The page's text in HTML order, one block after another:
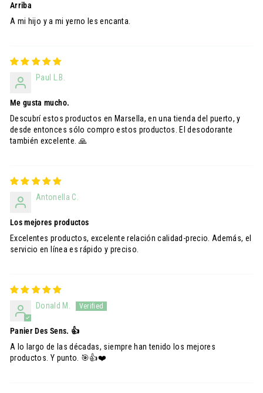
Arriba
A mi hijo y a mi yerno les encanta.
Paul L.B.
Me gusta mucho.
Descubrí estos productos en Marsella, en una tienda del puerto, y
desde entonces sólo compro estos productos. El desodorante
también excelente. 🙏
Antonella C.
Los mejores productos
Excelentes productos, excelente relación calidad-precio. Además, el
servicio en línea es rápido y preciso.
Donald M.
Panier Des Sens. 👍
A lo largo de las décadas, siempre han tenido los mejores
productos. Y punto. 🎯👍❤️